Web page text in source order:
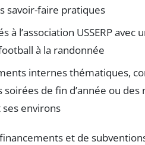
savoir-faire pratiques
à l’association USSERP avec
à la randonnée
internes thématiques,
de fin d’année ou
ses environs
et de